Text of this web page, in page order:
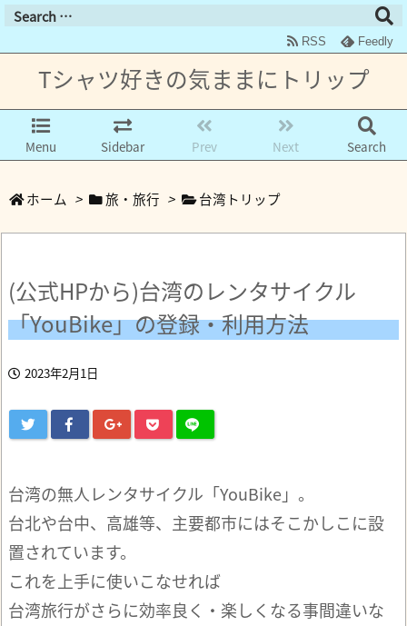
Tシャツ好きの気ままにトリップ
Menu Sidebar Prev Next Search
RSS Feedly
ホーム > 旅・旅行 > 台湾トリップ
(公式HPから)台湾のレンタサイクル
「YouBike」の登録・利用方法
2023年2月1日
台湾の無人レンタサイクル「YouBike」。
台北や台中、高雄等、主要都市にはそこかしこに設
置されています。
これを上手に使いこなせれば
台湾旅行がさらに効率良く・楽しくなる事間違いな